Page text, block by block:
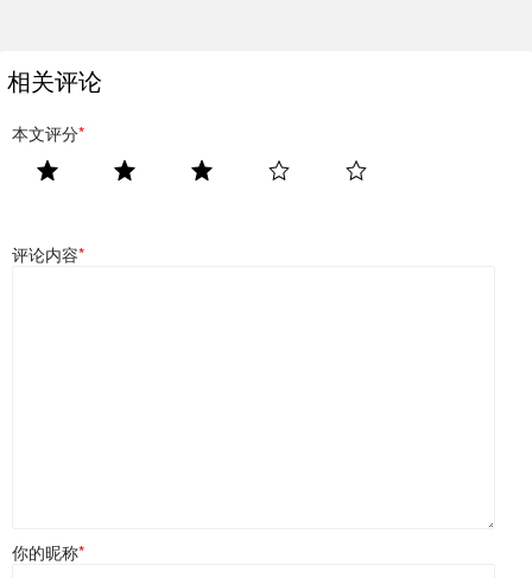
相关评论
本文评分*
评论内容*
你的昵称*